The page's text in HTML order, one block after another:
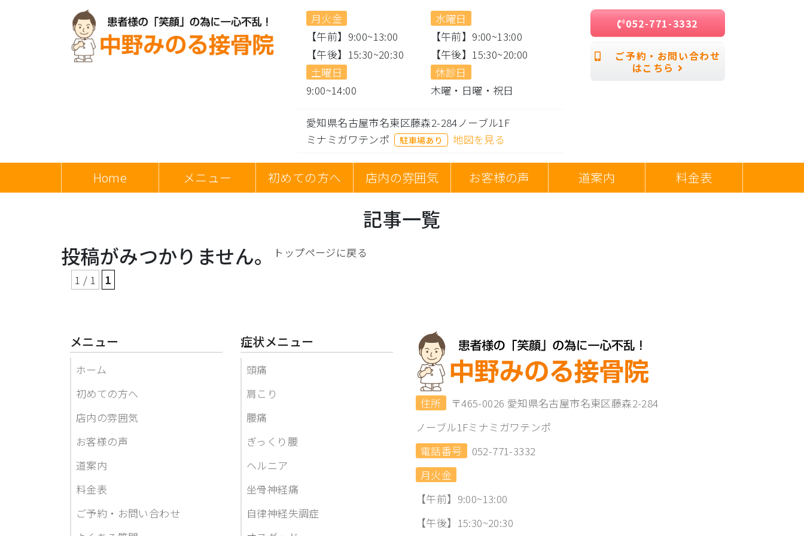
月火金
【午前】9:00~13:00
【午後】15:30~20:30
水曜日
【午前】9:00~13:00
【午後】15:30~20:00
土曜日
9:00~14:00
休診日
木曜・日曜・祝日
愛知県名古屋市名東区藤森2-284ノーブル1F
ミナミガワテンポ
駐車場あり 地図を見る
052-771-3332
ご予約・お問い合わせ
はこちら
Home メニュー 初めての方へ 店内の雰囲気 お客様の声 道案内 料金表
記事一覧
投稿がみつかりません。
トップページに戻る
1 / 1
1
メニュー
ホーム
初めての方へ
店内の雰囲気
お客様の声
道案内
料金表
ご予約・お問い合わせ
症状メニュー
頭痛
肩こり
腰痛
ぎっくり腰
ヘルニア
坐骨神経痛
自律神経失調症
住所
〒465-0026 愛知県名古屋市名東区藤森2-284
ノーブル1Fミナミガワテンポ
電話番号
052-771-3332
月火金
【午前】9:00~13:00
【午後】15:30~20:30